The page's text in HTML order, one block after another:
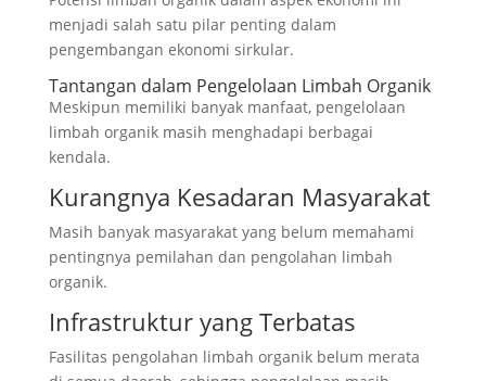
menjadi salah satu pilar penting dalam
pengembangan ekonomi sirkular.
Tantangan dalam Pengelolaan Limbah Organik
Meskipun memiliki banyak manfaat, pengelolaan
limbah organik masih menghadapi berbagai
kendala.
Kurangnya Kesadaran Masyarakat
Masih banyak masyarakat yang belum memahami
pentingnya pemilahan dan pengolahan limbah
organik.
Infrastruktur yang Terbatas
Fasilitas pengolahan limbah organik belum merata